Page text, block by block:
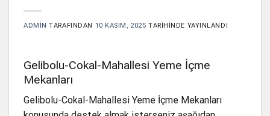
ADMIN TARAFINDAN 10 KASIM, 2025 TARIHINDE YAYINLANDI
Gelibolu-Cokal-Mahallesi Yeme İçme
Mekanları
Gelibolu-Cokal-Mahallesi Yeme İçme Mekanları